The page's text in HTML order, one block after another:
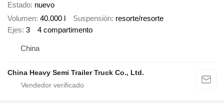
Estado nuevo
Volumen 40.000 l Suspensión resorte/resorte
Ejes 3 4 compartimento
China
China Heavy Semi Trailer Truck Co., Ltd.